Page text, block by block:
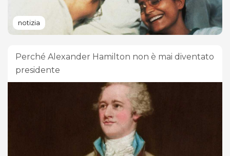
notizia
Perché Alexander Hamilton non è mai diventato
presidente